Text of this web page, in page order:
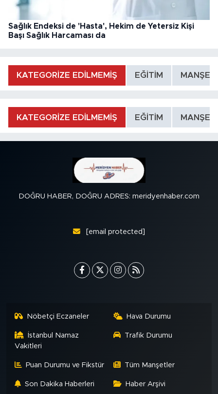
Sağlık Endeksi de 'Hasta', Hekim de Yetersiz Kişi
Başı Sağlık Harcaması da
KATEGORİZE EDİLMEMİŞ EĞİTİM MANŞET
KATEGORİZE EDİLMEMİŞ EĞİTİM MANŞET
DOĞRU HABER, DOĞRU ADRES: meridyenhaber.com
[email protected]
Nöbetçi Eczaneler Hava Durumu
İstanbul Namaz
Vakitleri
Trafik Durumu
Puan Durumu ve Fikstür Tüm Manşetler
Son Dakika Haberleri Haber Arşivi